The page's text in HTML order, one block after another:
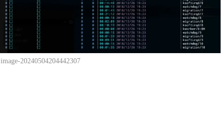
image-20240504204442307